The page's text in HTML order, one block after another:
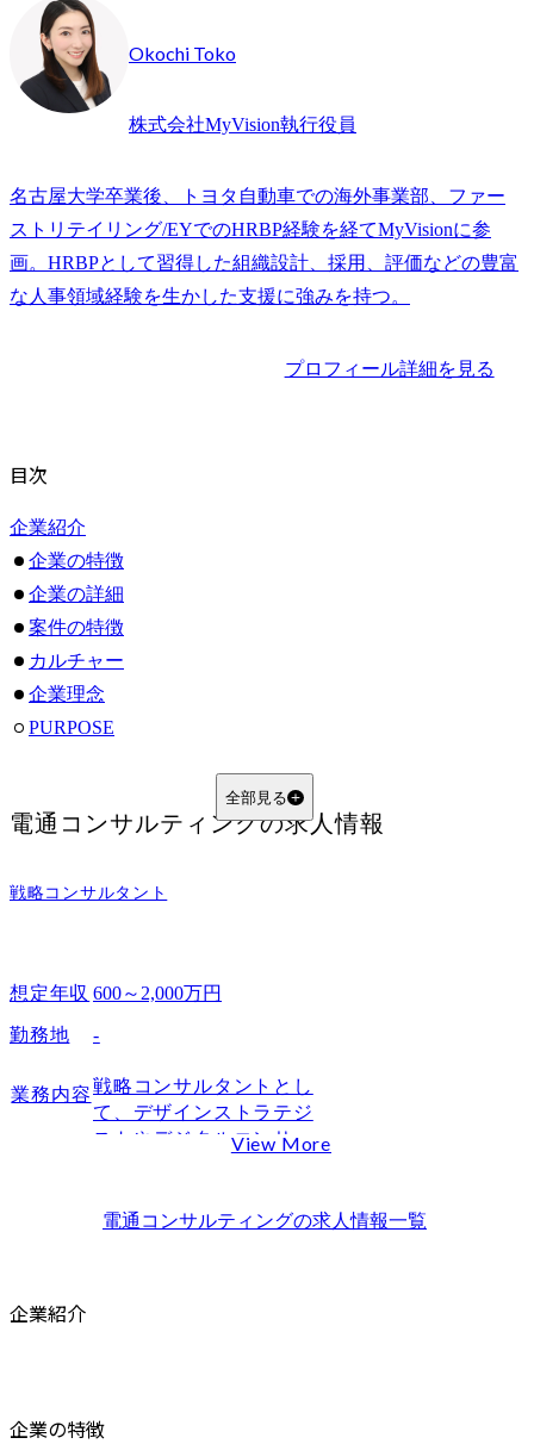
Okochi Toko
株式会社MyVision執行役員
名古屋大学卒業後、トヨタ自動車での海外事業部、ファー
ストリテイリング/EYでのHRBP経験を経てMyVisionに参
画。HRBPとして習得した組織設計、採用、評価などの豊富
な人事領域経験を生かした支援に強みを持つ。
プロフィール詳細を見る
目次
企業紹介
企業の特徴
企業の詳細
案件の特徴
カルチャー
企業理念
PURPOSE
VALUE
FAQ
全部見る
電通コンサルティングの求人情報
戦略コンサルタント
想定年収 600～2,000万円
勤務地 -
業務内容戦略コンサルタントとし
て、デザインストラテジ
ストやデジタルコンサル
となり、課題設定、ファ
View More
電通コンサルティングの求人情報一覧
企業紹介
企業の特徴